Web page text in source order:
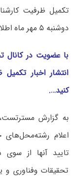
دوشنبه ۵ مهر ماه اطلاع‌رسانی خواهد شد.
با عضویت در
انتشار اخبار
کنید….
به گزارش
اعلام
تایید آنها از
تحقیقات وفناوری و